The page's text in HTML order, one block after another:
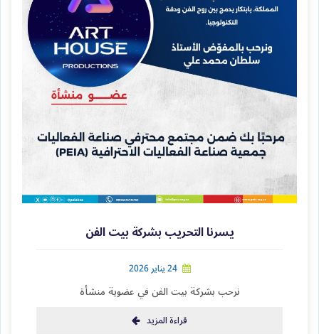
يسرنا التحريب بشركة بيت الفن
24 يناير 2026
نرحب بشركة بيت الفن في عضوية منشأة
قراءة المزيد